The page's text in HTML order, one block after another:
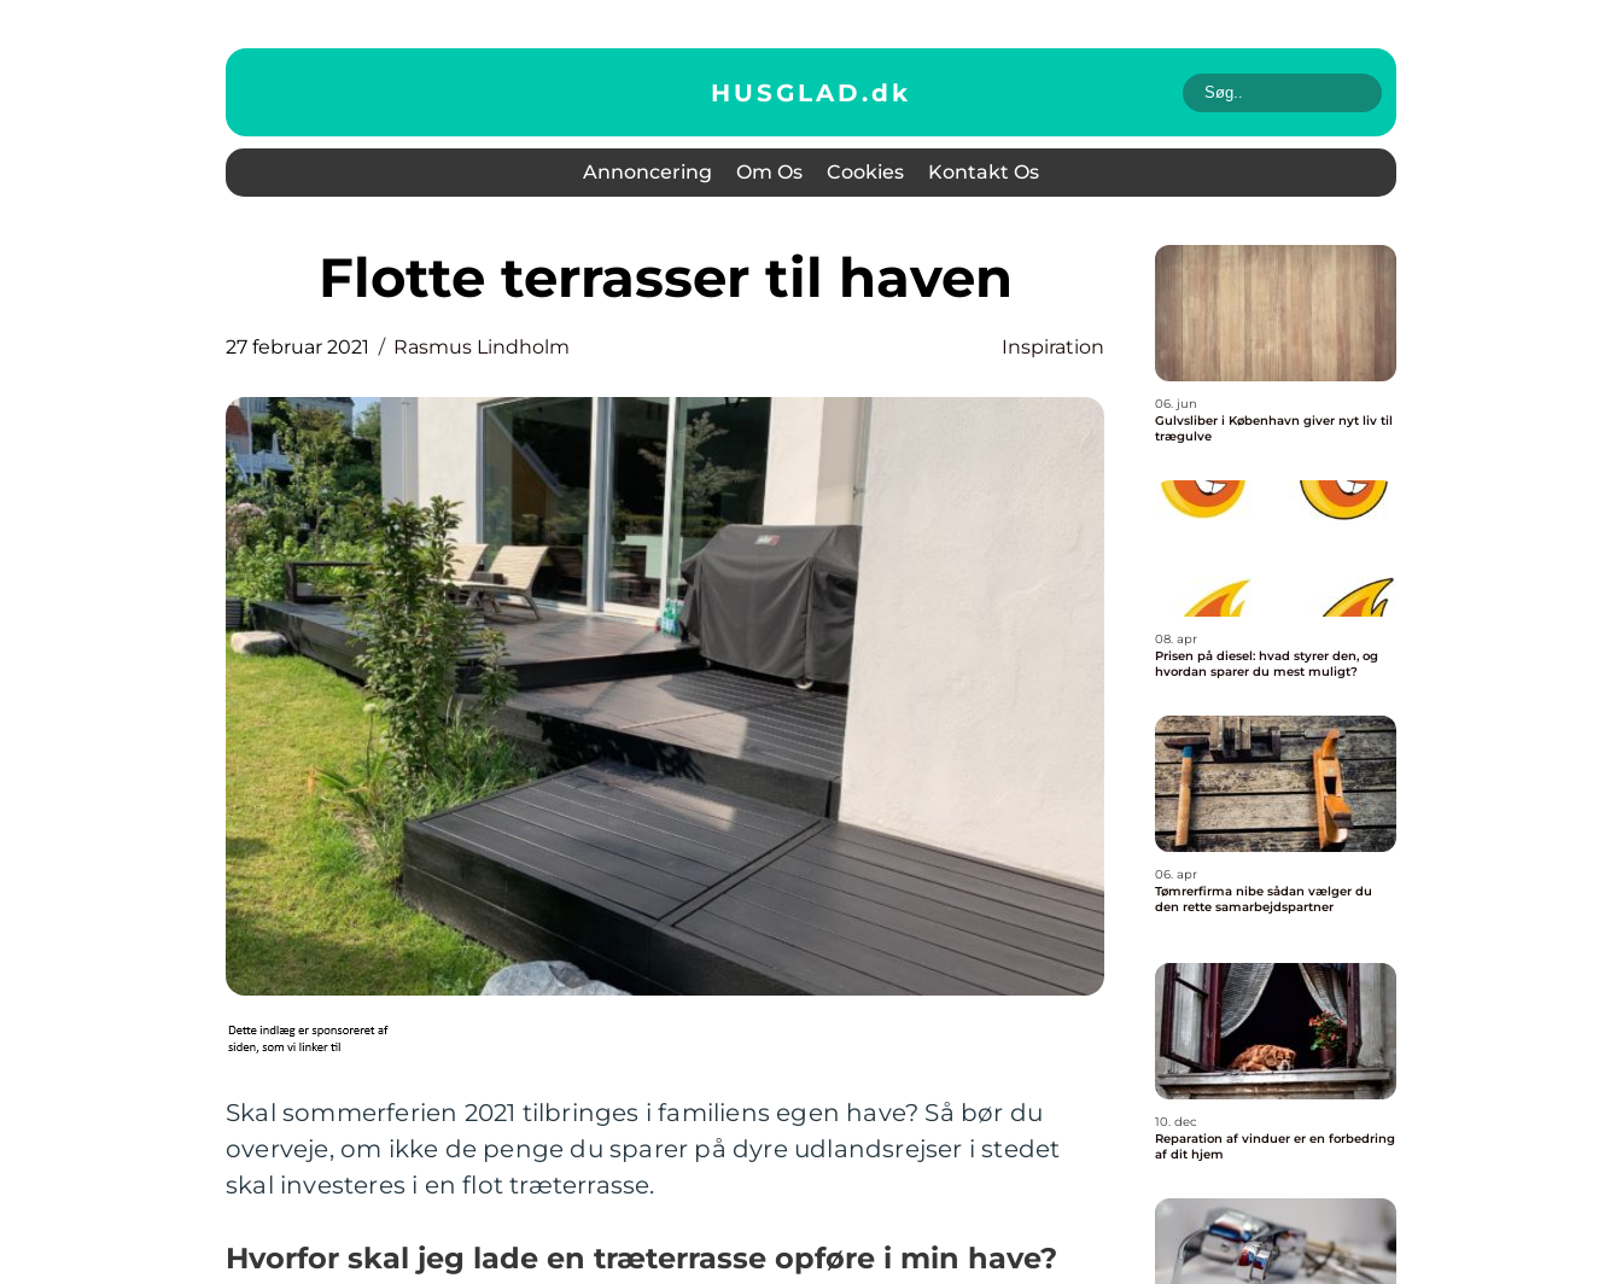
HUSGLAD.dk
Annoncering Om Os Cookies Kontakt Os
Flotte terrasser til haven
27 februar 2021 Rasmus Lindholm Inspiration
Skal sommerferien 2021 tilbringes i familiens egen have? Så bør du
overveje, om ikke de penge du sparer på dyre udlandsrejser i stedet
skal investeres i en flot træterrasse.
Hvorfor skal jeg lade en træterrasse opføre i min have?
06. jun
Gulvsliber i København giver nyt liv til
trægulve
08. apr
Prisen på diesel: hvad styrer den, og
hvordan sparer du mest muligt?
06. apr
Tømrerfirma nibe sådan vælger du
den rette samarbejdspartner
10. dec
Reparation af vinduer er en forbedring
af dit hjem